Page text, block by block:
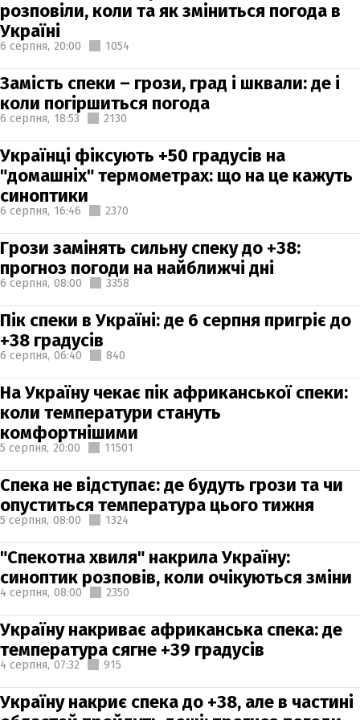
розповіли, коли та як зміниться погода в
Україні
6 серпня, 20:00 1054
Замість спеки – грози, град і шквали: де і
коли погіршиться погода
6 серпня, 18:53 2130
Українці фіксують +50 градусів на
"домашніх" термометрах: що на це кажуть
синоптики
6 серпня, 16:46 2370
Грози замінять сильну спеку до +38:
прогноз погоди на найближчі дні
6 серпня, 08:00 3358
Пік спеки в Україні: де 6 серпня пригріє до
+38 градусів
6 серпня, 06:40 840
На Україну чекає пік африканської спеки:
коли температури стануть
комфортнішими
5 серпня, 20:00 11501
Спека не відступає: де будуть грози та чи
опуститься температура цього тижня
5 серпня, 08:00 1324
"Спекотна хвиля" накрила Україну:
синоптик розповів, коли очікуються зміни
4 серпня, 08:00 2350
Україну накриває африканська спека: де
температура сягне +39 градусів
4 серпня, 07:32 915
Україну накриє спека до +38, але в частині